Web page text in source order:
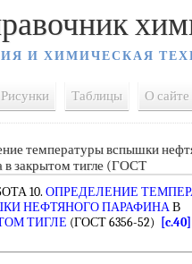
И ХИМИЧЕСКАЯ
Рисунки Таблицы О сайте
температуры вспышки
в закрытом тигле (ГОСТ
10. ОПРЕДЕЛЕНИЕ
НЕФТЯНОГО ПАРАФИНАВ
ТИГЛЕ (ГОСТ 6356-52) [c.40]